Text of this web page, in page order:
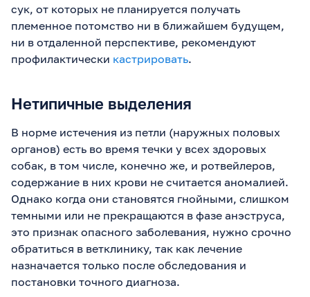
сук, от которых не планируется получать
племенное потомство ни в ближайшем будущем,
ни в отдаленной перспективе, рекомендуют
профилактически кастрировать.
Нетипичные выделения
В норме истечения из петли (наружных половых
органов) есть во время течки у всех здоровых
собак, в том числе, конечно же, и ротвейлеров,
содержание в них крови не считается аномалией.
Однако когда они становятся гнойными, слишком
темными или не прекращаются в фазе анэструса,
это признак опасного заболевания, нужно срочно
обратиться в ветклинику, так как лечение
назначается только после обследования и
постановки точного диагноза.